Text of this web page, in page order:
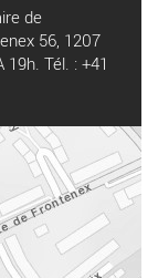
de
56, 1207
Tél. : +41